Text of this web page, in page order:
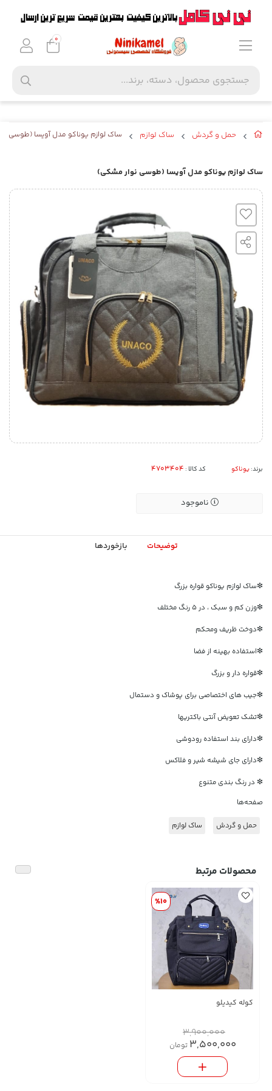
حمل و گردش ساک لوازم ساک لوازم یوناکو مدل آویسا (طوسی
ساک لوازم یوناکو مدل آویسا (طوسی نوار مشکی)
برند:یوناکو کد کالا :
ناموجود
توضیحات بازخوردها
❇ساک لوازم یوناکو قواره بزرگ
❇وزن کم و سبک ، در ۵ رنگ مختلف
❇دوخت ظریف ومحکم
❇استفاده بهینه از فضا
❇قواره دار و بزرگ
❇جیب های اختصاصی برای پوشاک و دستمال
❇تشک تعویض آنتی باکتریها
❇دارای بند استفاده رودوشی
❇دارای جای شیشه شیر و فلاکس
❇ در رنگ بندی متنوع
صفحه‌ها
حمل و گردش ساک لوازم
محصولات مرتبط
%10
کوله کیدیلو
3,900,000
3,500,000 تومان
0